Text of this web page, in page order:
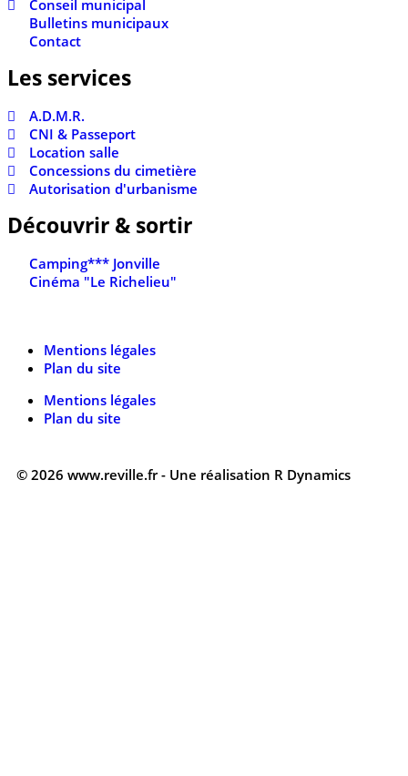
Conseil municipal
Bulletins municipaux
Contact
Les services
A.D.M.R.
CNI & Passeport
Location salle
Concessions du cimetière
Autorisation d'urbanisme
Découvrir & sortir
Camping*** Jonville
Cinéma "Le Richelieu"
Mentions légales
Plan du site
Mentions légales
Plan du site
© 2026 www.reville.fr - Une réalisation R Dynamics